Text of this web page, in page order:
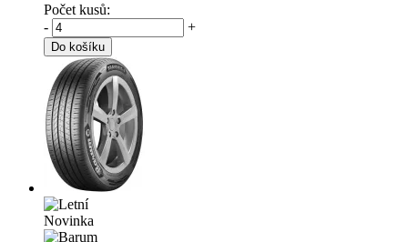
Počet kusů:
-
+
Do košíku
Novinka